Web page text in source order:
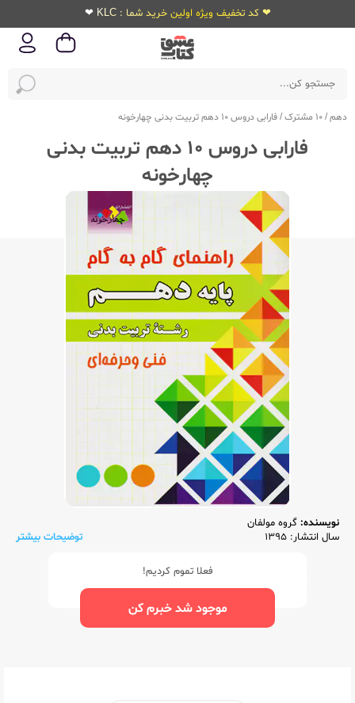
❤ کد تخفیف ویژه اولین خرید شما : KLC ❤
دهم/10 مشترک /فارابی دروس 10 دهم تربیت بدنی چهارخونه
فارابی دروس 10 دهم تربیت بدنی
چهارخونه
نویسنده: گروه مولفان
سال انتشار: 1395
توضیحات بیشتر
فعلا تموم کردیم!
موجود شد خبرم کن